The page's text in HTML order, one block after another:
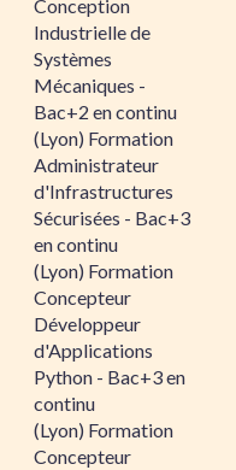
Conception
Industrielle de
Systèmes
Mécaniques -
Bac+2 en continu
(Lyon) Formation
Administrateur
d'Infrastructures
Sécurisées - Bac+3
en continu
(Lyon) Formation
Concepteur
Développeur
d'Applications
Python - Bac+3 en
continu
(Lyon) Formation
Concepteur